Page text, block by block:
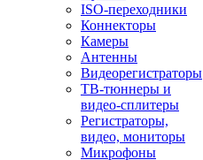
ISO-переходники
Коннекторы
Камеры
Антенны
Видеорегистраторы
ТВ-тюннеры и
видео-сплитеры
Регистраторы,
видео, мониторы
Микрофоны